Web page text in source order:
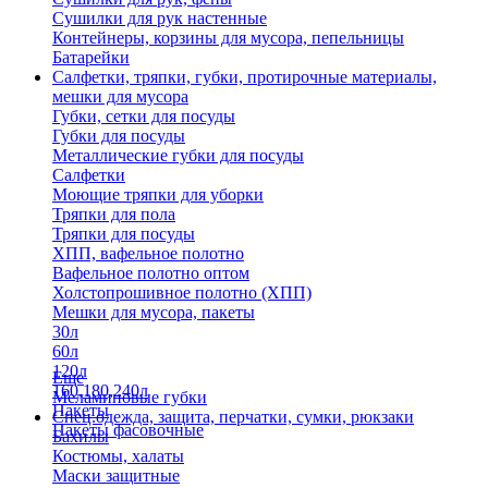
Сушилки для рук настенные
Контейнеры, корзины для мусора, пепельницы
Батарейки
Салфетки, тряпки, губки, протирочные материалы,
мешки для мусора
Губки, сетки для посуды
Губки для посуды
Металлические губки для посуды
Салфетки
Моющие тряпки для уборки
Тряпки для пола
Тряпки для посуды
ХПП, вафельное полотно
Вафельное полотно оптом
Холстопрошивное полотно (ХПП)
Мешки для мусора, пакеты
30л
60л
120л
160,180,240л
Пакеты
Пакеты фасовочные
Еще
Меламиновые губки
Спец.одежда, защита, перчатки, сумки, рюкзаки
Бахилы
Костюмы, халаты
Маски защитные